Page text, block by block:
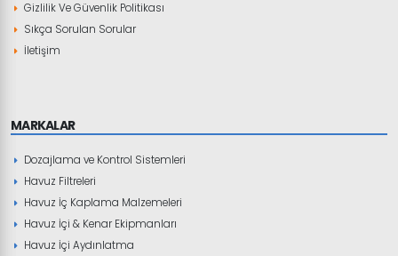
Gizlilik Ve Güvenlik Politikası
Sıkça Sorulan Sorular
İletişim
MARKALAR
Dozajlama ve Kontrol Sistemleri
Havuz Filtreleri
Havuz İç Kaplama Malzemeleri
Havuz İçi & Kenar Ekipmanları
Havuz İçi Aydınlatma